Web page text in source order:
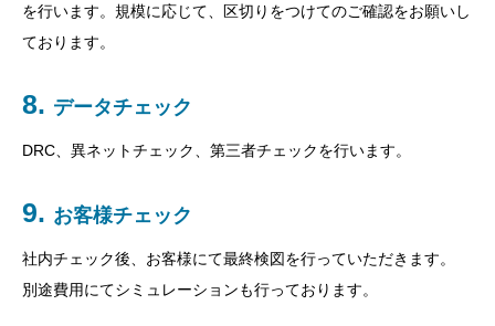
を行います。規模に応じて、区切りをつけてのご確認をお願いし
ております。
データチェック
DRC、異ネットチェック、第三者チェックを行います。
お客様チェック
社内チェック後、お客様にて最終検図を行っていただきます。
別途費用にてシミュレーションも行っております。